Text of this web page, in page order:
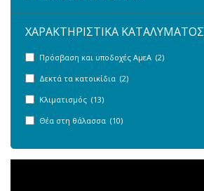
ΧΑΡΑΚΤΗΡΙΣΤΙΚΑ ΚΑΤΑΛΥΜΑΤΟΣ
Πρόσβαση και υποδοχές ΑμεΑ (2)
Δεκτά τα κατοικίδια (2)
Κλιματισμός (13)
Θέα στη θάλασσα (10)